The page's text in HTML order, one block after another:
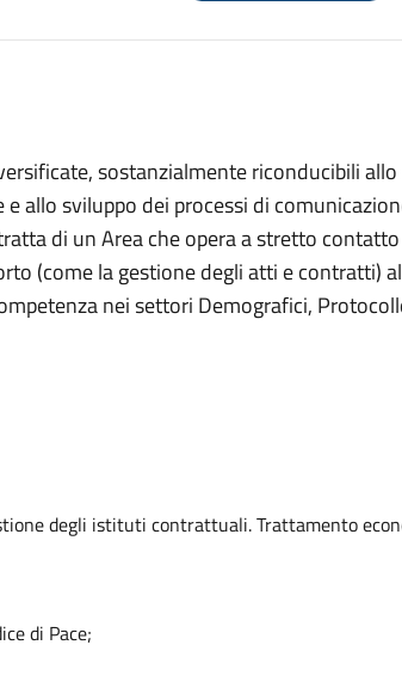
sostanzialmente riconducibili
allo sviluppo dei processi di
di un Area che opera a stretto
(come la gestione degli atti e contratti)
nei settori Demografici,
degli istituti contrattuali. Trattamento
di Pace;